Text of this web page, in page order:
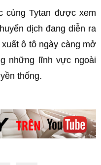
cùng Tytan được xem
dịch đang diễn ra
ô tô ngày càng mở
những lĩnh vực ngoài
thống.